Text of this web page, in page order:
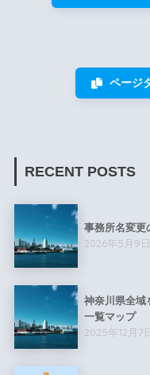
ページ
RECENT POSTS
事務所名変更
2026年5月9日
神奈川県全域
一覧マップ
2025年12月7